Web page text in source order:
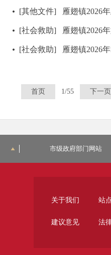
[其他文件] 雁翅镇2026
[社会救助] 雁翅镇2026
[社会救助] 雁翅镇2026
首页 1/55 下一页
市级政府部门网站
关于我们 站
建议意见 法